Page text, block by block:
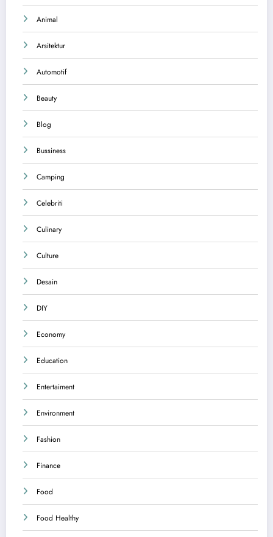
Animal
Arsitektur
Automotif
Beauty
Blog
Bussiness
Camping
Celebriti
Culinary
Culture
Desain
DIY
Economy
Education
Entertaiment
Environment
Fashion
Finance
Food
Food Healthy